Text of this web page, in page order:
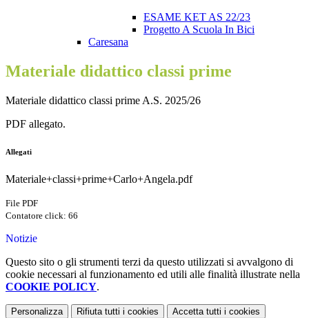
ESAME KET AS 22/23
Progetto A Scuola In Bici
Caresana
Materiale didattico classi prime
Materiale didattico classi prime A.S. 2025/26
PDF allegato.
Allegati
Materiale+classi+prime+Carlo+Angela.pdf
File PDF
Contatore click: 66
Notizie
Questo sito o gli strumenti terzi da questo utilizzati si avvalgono di
cookie necessari al funzionamento ed utili alle finalità illustrate nella
COOKIE POLICY.
Personalizza Rifiuta tutti i cookies Accetta tutti i cookies